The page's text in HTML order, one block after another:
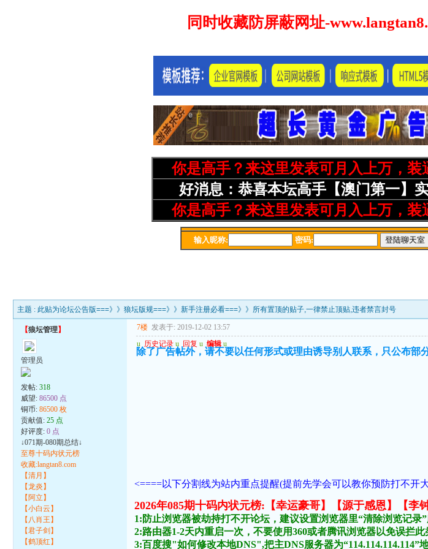
主题 : 此贴为论坛公告版===》》狼坛版规===》》新手注册必看===》》所有置顶的贴子,一律禁止顶贴,违者禁言封号
【狼坛管理】
管理员
发帖:318
威望:86500 点
铜币:86500 枚
贡献值:25 点
好评度:0 点
↓071期-080期总结↓
至尊十码内状元榜
收藏:langtan8.com
【清月】
【龙炎】
【阿立】
【小白云】
【八肖王】
【君子剑】
【鹤顶红】
7楼 发表于: 2019-12-02 13:57
u 历史记录 u 回复 u 编辑 u
除了广告帖外，请不要以任何形式或理由诱导别人联系，只公布部
<====以下分割线为站内重点提醒(提前先学会可以教你预防打不开
2026年085期十码内状元榜:【幸运豪哥】【源于感恩】【李
1:防止浏览器被劫持打不开论坛，建议设置浏览器里“清除浏览记
2:路由器1-2天内重启一次，不要使用360或者腾讯浏览器以免误拦
3:百度搜"如何修改本地DNS",把主DNS服务器为“114.114.114.114”